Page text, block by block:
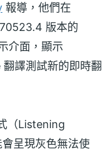
報導，他們在
版本的
介面，顯示
譯測試新的即時翻
（Listening
呈現灰色無法使